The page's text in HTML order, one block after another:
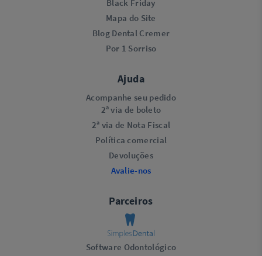
Black Friday
Mapa do Site
Blog Dental Cremer
Por 1 Sorriso
Ajuda
Acompanhe seu pedido
2ª via de boleto
2ª via de Nota Fiscal
Política comercial
Devoluções
Avalie-nos
Parceiros
Software Odontológico